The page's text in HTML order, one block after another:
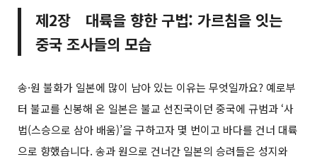
제2장 대륙을 향한 구법: 가르침을 잇는
중국 조사들의 모습
송·원 불화가 일본에 많이 남아 있는 이유는 무엇일까요? 예로부
터 불교를 신봉해 온 일본은 불교 선진국이던 중국에 규범과 ‘사
법(스승으로 삼아 배움)’을 구하고자 몇 번이고 바다를 건너 대륙
으로 향했습니다. 송과 원으로 건너간 일본의 승려들은 성지와